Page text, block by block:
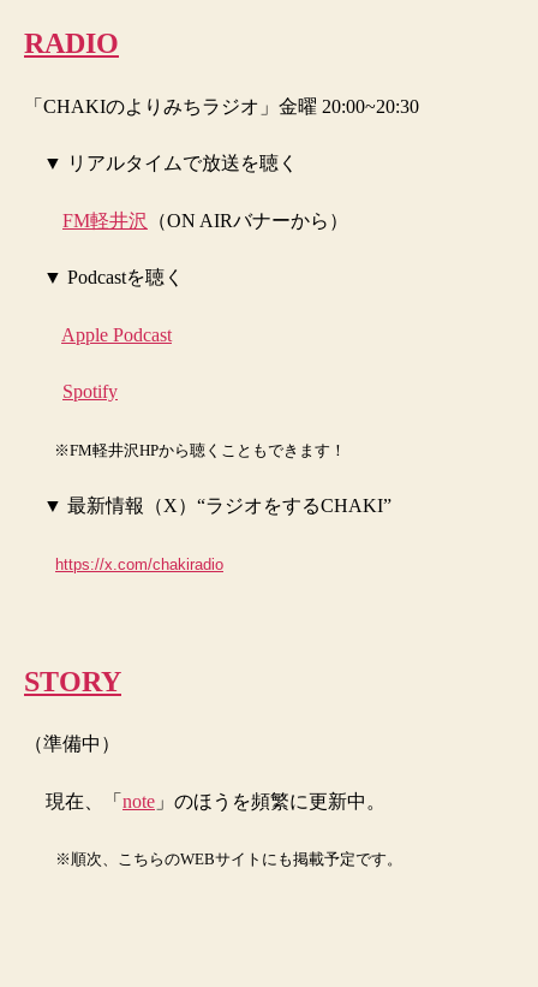
RADIO
「CHAKIのよりみちラジオ」 金曜 20:00~20:30
▼ リアルタイムで放送を聴く
FM軽井沢 （ON AIRバナーから）
▼ Podcastを聴く
Apple Podcast
Spotify
※FM軽井沢HPから聴くこともできます！
▼ 最新情報（X） “ラジオをするCHAKI”
https://x.com/chakiradio
STORY
（準備中）
現在、「 note 」のほうを頻繁に更新中。
※順次、こちらのWEBサイトにも掲載予定です。